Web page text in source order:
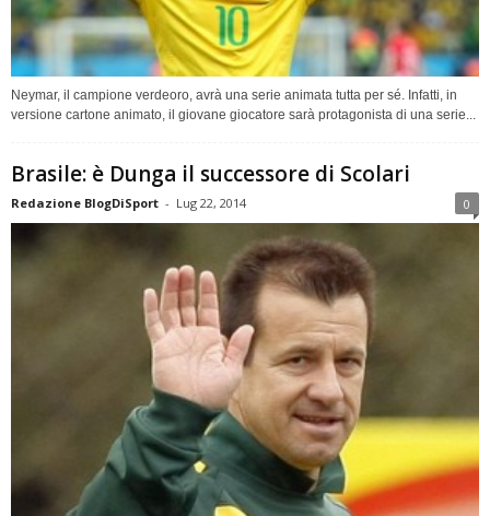
Neymar, il campione verdeoro, avrà una serie animata tutta per sé. Infatti, in
versione cartone animato, il giovane giocatore sarà protagonista di una serie...
Brasile: è Dunga il successore di Scolari
Redazione BlogDiSport - Lug 22, 2014 0